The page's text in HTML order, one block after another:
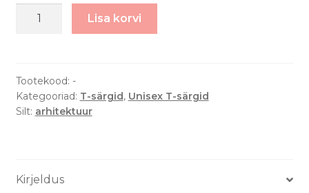
singulaarsus
särk
kogus
Lisa korvi
Tootekood: -
Kategooriad: T-särgid, Unisex T-särgid
Silt: arhitektuur
Kirjeldus